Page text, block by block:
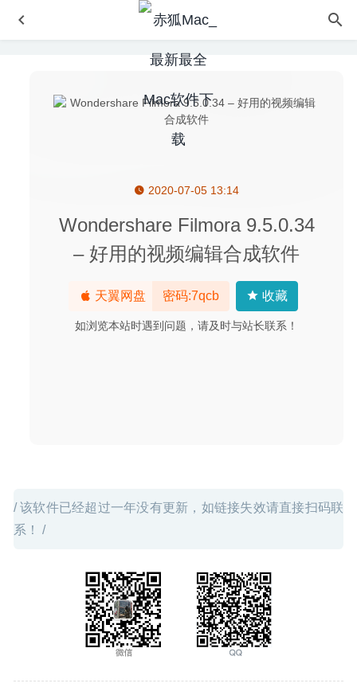
2020-07-05 13:14
Wondershare Filmora 9.5.0.34
– 好用的视频编辑合成软件
天翼网盘 密码:7qcb 收藏
如浏览本站时遇到问题，请及时与站长联系！
/ 该软件已经超过一年没有更新，如链接失效请直接扫码联
系！ /
Get Backup Pro 3.5.5(1434) – 非常优秀的Mac备份软件
Sensei 1.2.3 中文版-性能优化及清理工具
BusyCal 2026.2.3 中文版-优秀的任务日历软件 2026-06-18
Little Snitch 6.4.1 – 优秀的老牌Mac防火墙软件 2026-06-23
2020-07-08